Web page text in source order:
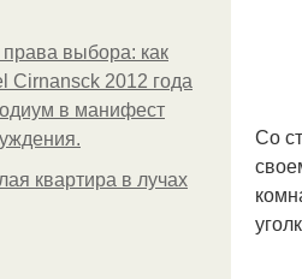
права выбора: как
Cirnansck 2012 года
в манифест
квартира в лучах
Со